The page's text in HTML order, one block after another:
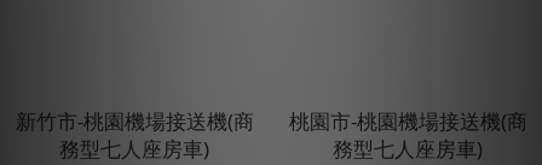
新竹市-桃園機場接送機(商
務型七人座房車)
桃園市-桃園機場接送機(商
務型七人座房車)